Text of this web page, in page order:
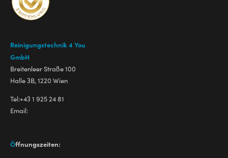
Reinigungstechnik 4 You
GmbH
Breitenleer Straße 100
Halle 3B, 1220 Wien
Tel:+43 1 925 24 81
Email:
Öffnungszeiten: